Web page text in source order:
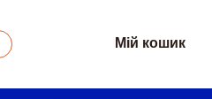
Мій кошик